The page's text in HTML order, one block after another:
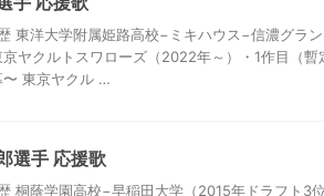
東洋大学附属姫路高校−ミキハウス−信濃グラ
京ヤクルトスワローズ（2022年～）・1作目（暫
東京ヤクル …
選手 応援歌
桐蔭学園高校−早稲田大学（2015年ドラフト3